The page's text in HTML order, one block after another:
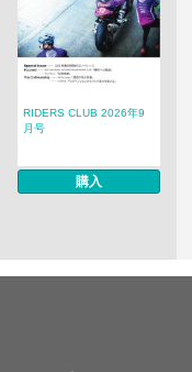
RIDERS CLUB 2026年9
月号
購入